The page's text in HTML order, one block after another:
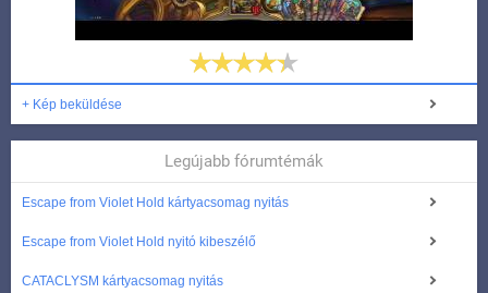
+ Kép beküldése
Legújabb fórumtémák
Escape from Violet Hold kártyacsomag nyitás
Escape from Violet Hold nyitó kibeszélő
CATACLYSM kártyacsomag nyitás